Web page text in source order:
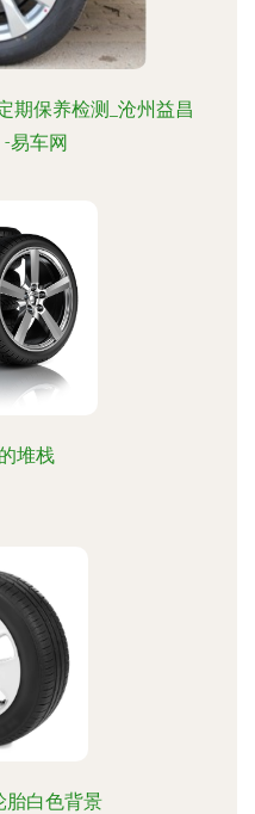
期保养检测_沧州益昌
易车网
堆栈
胎白色背景